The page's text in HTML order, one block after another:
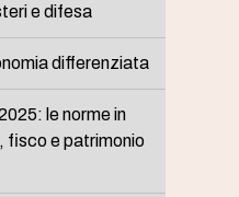
e difesa
differenziata
le norme in
fisco e patrimonio